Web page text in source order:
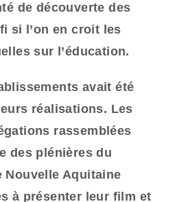
de découverte des
si l’on en croit les
sur l’éducation.
avait été
réalisations. Les
rassemblées
des plénières du
Nouvelle Aquitaine
à présenter leur film et